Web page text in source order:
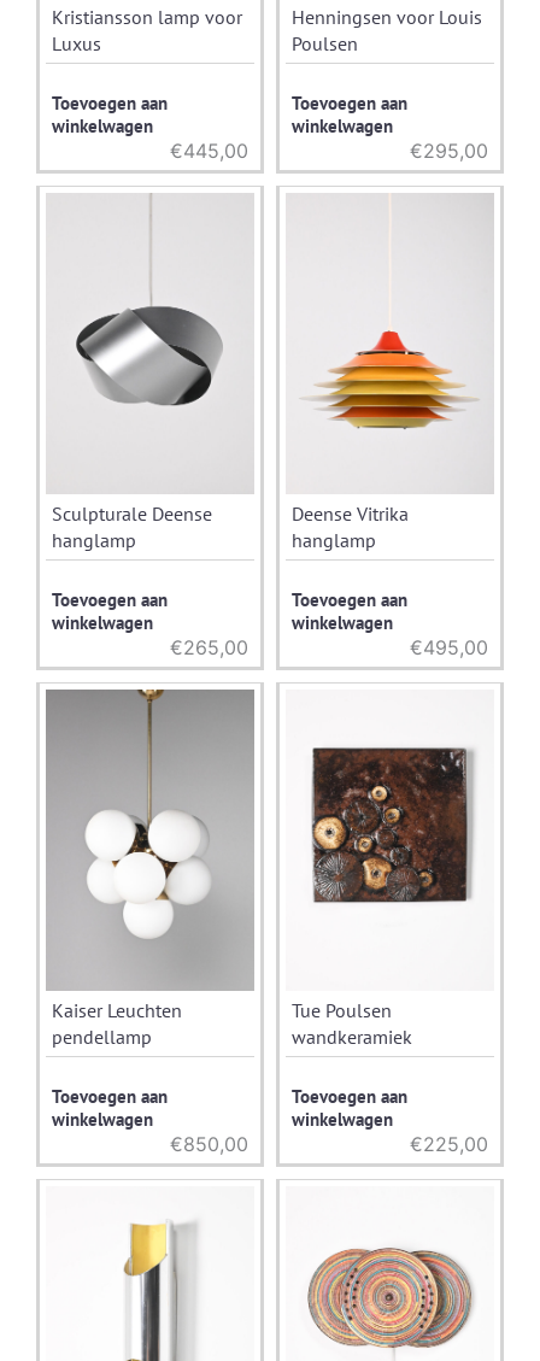
Kristiansson lamp voor
Luxus
Toevoegen aan
winkelwagen
€445,00
Henningsen voor Louis
Poulsen
Toevoegen aan
winkelwagen
€295,00
Sculpturale Deense
hanglamp
Toevoegen aan
winkelwagen
€265,00
Deense Vitrika
hanglamp
Toevoegen aan
winkelwagen
€495,00
Kaiser Leuchten
pendellamp
Toevoegen aan
winkelwagen
€850,00
Tue Poulsen
wandkeramiek
Toevoegen aan
winkelwagen
€225,00